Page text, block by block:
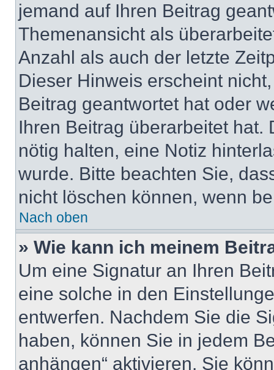
jemand auf Ihren Beitrag
Themenansicht als
Anzahl als auch der letzte
Dieser Hinweis erscheint
Beitrag geantwortet hat oder
Ihren Beitrag überarbeitet hat.
nötig halten, eine Notiz
wurde. Bitte beachten Sie,
nicht löschen können, wenn
Nach oben
» Wie kann ich meinem
Um eine Signatur an Ihren
eine solche in den
entwerfen. Nachdem Sie die
haben, können Sie in jedem
anhängen“ aktivieren. Sie